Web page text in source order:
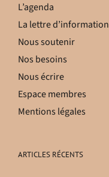
L’agenda
La lettre d’information
Nous soutenir
Nos besoins
Nous écrire
Espace membres
Mentions légales
ARTICLES RÉCENTS